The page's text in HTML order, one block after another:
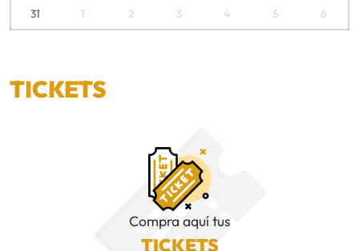
31 1 2 3 4 5 6
TICKETS
Compra aquí tus
TICKETS